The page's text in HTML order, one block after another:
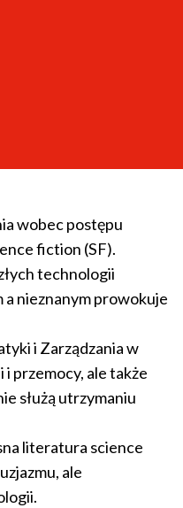
filozofii (scientia).
także takie typy
ich wcale),
naukowej i projektach
wobec postępu
fiction (SF).
technologii
nieznanym prowokuje
i Zarządzania w
przemocy, ale także
służą utrzymaniu
literatura science
ale